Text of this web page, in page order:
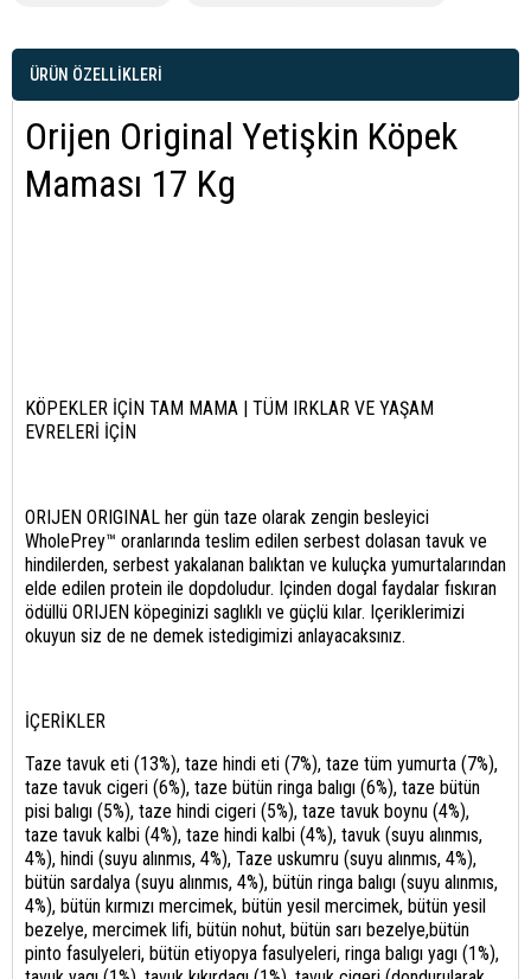
ÜRÜN ÖZELLIKLERI
Orijen Original Yetişkin Köpek
Maması 17 Kg
KÖPEKLER İÇİN TAM MAMA | TÜM IRKLAR VE YAŞAM
EVRELERİ İÇİN
ORIJEN ORIGINAL her gün taze olarak zengin besleyici
WholePrey™ oranlarında teslim edilen serbest dolasan tavuk ve
hindilerden, serbest yakalanan balıktan ve kuluçka yumurtalarından
elde edilen protein ile dopdoludur. Içinden dogal faydalar fıskıran
ödüllü ORIJEN köpeginizi saglıklı ve güçlü kılar. Içeriklerimizi
okuyun siz de ne demek istedigimizi anlayacaksınız.
İÇERİKLER
Taze tavuk eti (13%), taze hindi eti (7%), taze tüm yumurta (7%),
taze tavuk cigeri (6%), taze bütün ringa balıgı (6%), taze bütün
pisi balıgı (5%), taze hindi cigeri (5%), taze tavuk boynu (4%),
taze tavuk kalbi (4%), taze hindi kalbi (4%), tavuk (suyu alınmıs,
4%), hindi (suyu alınmıs, 4%), Taze uskumru (suyu alınmıs, 4%),
bütün sardalya (suyu alınmıs, 4%), bütün ringa balıgı (suyu alınmıs,
4%), bütün kırmızı mercimek, bütün yesil mercimek, bütün yesil
bezelye, mercimek lifi, bütün nohut, bütün sarı bezelye,bütün
pinto fasulyeleri, bütün etiyopya fasulyeleri, ringa balıgı yagı (1%),